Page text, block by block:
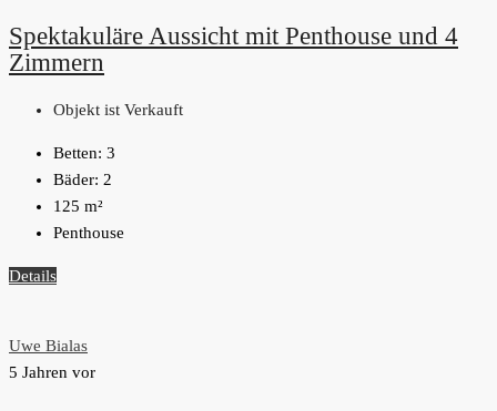
Spektakuläre Aussicht mit Penthouse und 4
Zimmern
Objekt ist Verkauft
Betten: 3
Bäder: 2
125 m²
Penthouse
Details
Uwe Bialas
5 Jahren vor